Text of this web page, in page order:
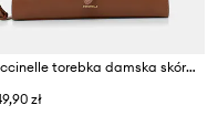
Coccinelle torebka damska skórzana SABINE
zł